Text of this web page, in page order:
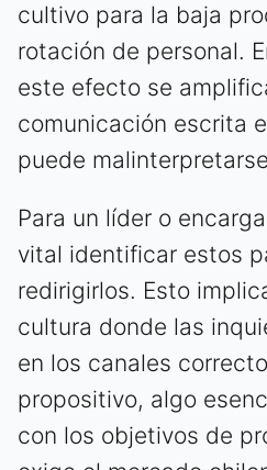
cultivo para la baja
rotación de personal.
este efecto se
comunicación escrita
puede
Para un líder o
vital identificar estos
redirigirlos. Esto
cultura donde las
en los canales
propositivo, algo
con los objetivos de